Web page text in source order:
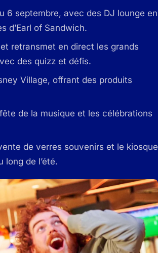
6 septembre, avec des DJ lounge en
d’Earl of Sandwich.
retransmet en direct les grands
des quizz et défis.
Village, offrant des produits
de la musique et les célébrations
de verres souvenirs et le kiosque
long de l’été.